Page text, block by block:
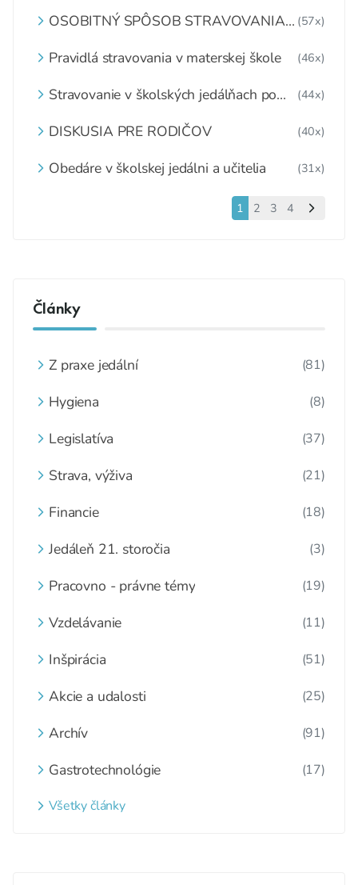
OSOBITNÝ SPÔSOB STRAVOVANIA
ZARIADENÍ
(57x)
Pravidlá stravovania v materskej škole (46x)
Stravovanie v školských jedálňach po
(44x)
DISKUSIA PRE RODIČOV (40x)
Obedáre v školskej jedálni a učitelia (31x)
1 2 3 4
Články
Z praxe jedální (81)
Hygiena (8)
Legislatíva (37)
Strava, výživa (21)
Financie (18)
Jedáleň 21. storočia (3)
Pracovno - právne témy (19)
Vzdelávanie (11)
Inšpirácia (51)
Akcie a udalosti (25)
Archív (91)
Gastrotechnológie (17)
Všetky články